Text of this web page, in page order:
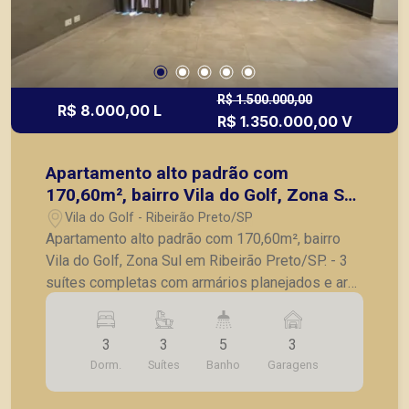
de Ribeirão Preto.
R$ 8.000,00 L
R$ 1.500.000,00
R$ 1.350.000,00 V
Apartamento alto padrão com
170,60m², bairro Vila do Golf, Zona Sul
em Ribeirão Preto/SP.
Vila do Golf - Ribeirão Preto/SP
Apartamento alto padrão com 170,60m², bairro
Vila do Golf, Zona Sul em Ribeirão Preto/SP. - 3
suítes completas com armários planejados e ar
condicionado, sendo a suíte master com closet; -
Sala ampla para 3 ambientes, contendo rack com
painel e 2 ar condicionado; - Lavabo com
gabinete; - Varanda gourmet planejada com
churrasqueira; - Cozinha planejada com cooktop ,
3
Dorm.
3
Suítes
5
Banho
3
Garagens